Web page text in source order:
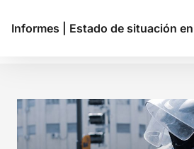
Informes Estado de situación en Ecuador en relación con las medidas